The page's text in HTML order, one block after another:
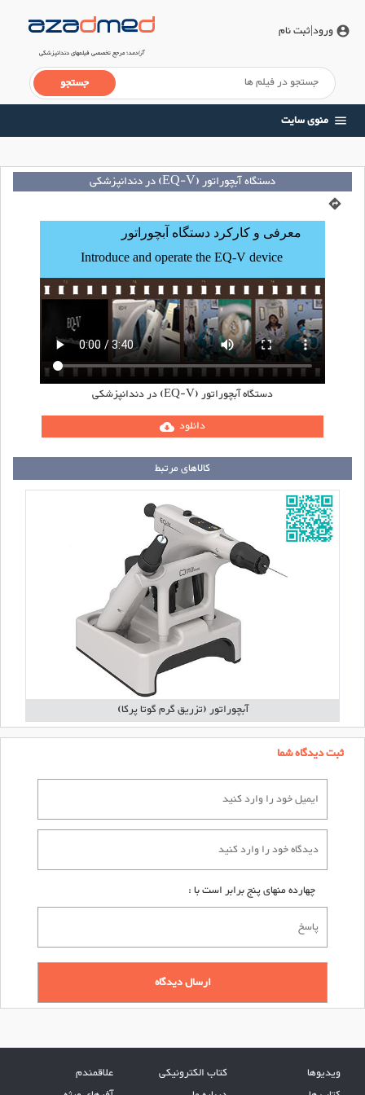
account_circle ورود|ثبت نام
آزادمد؛ مرجع تخصصی فیلم‎‏های دندانپزشکی
menu منوی سایت
دستگاه آبچوراتور (EQ-V) در دندانپزشکی
directions
دستگاه آبچوراتور (EQ-V) در دندانپزشکی
دانلود cloud_download
کالاهای مرتبط
آبچوراتور (تزریق گرم گوتا پرکا)
ثبت دیدگاه شما
چهارده منهای پنج برابر است با :
ویدیوها کتاب الکترونیکی
علاقمندم